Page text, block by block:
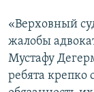
«Верховный
жалобы
Мустафу
ребята крепко